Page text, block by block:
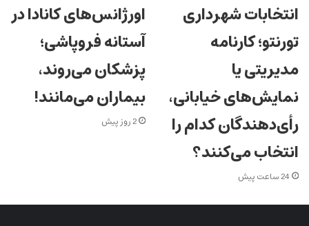
انتخابات شهرداری
تورنتو؛ کارنامه
مدیریتی یا
نمایش‌های خیابانی،
رأی‌دهندگان کدام را
انتخاب می‌کنند؟
24 ساعت پیش
اورژانس‌های کانادا در
آستانه فروپاشی؛
پزشکان می‌روند،
بیماران می‌مانند!
2 روز پیش